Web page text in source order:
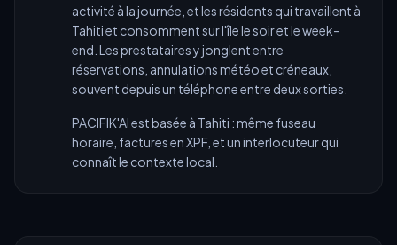
activité à la journée, et les résidents qui travaillent à
Tahiti et consomment sur l'île le soir et le week-
end. Les prestataires y jonglent entre
réservations, annulations météo et créneaux,
souvent depuis un téléphone entre deux sorties.
PACIFIK'AI est basée à Tahiti : même fuseau
horaire, factures en XPF, et un interlocuteur qui
connaît le contexte local.